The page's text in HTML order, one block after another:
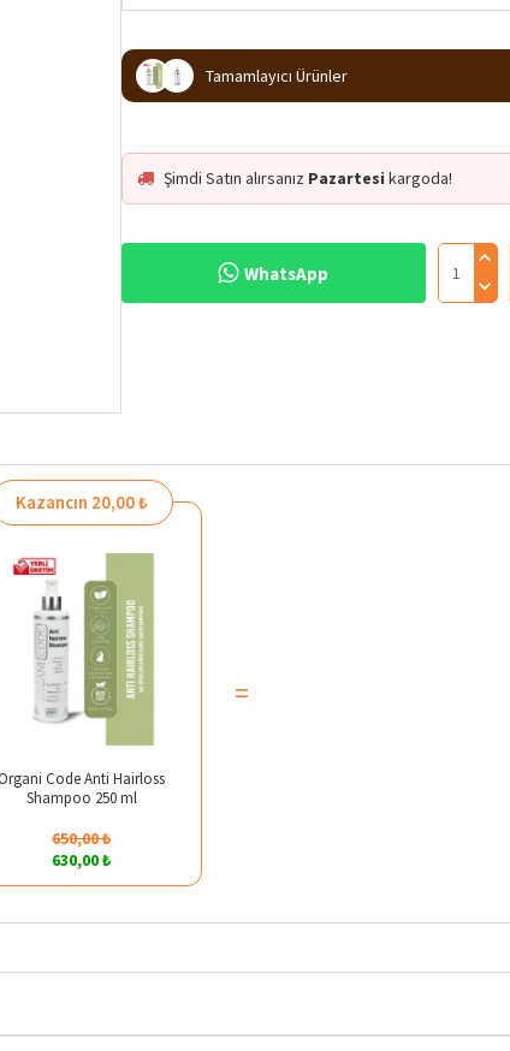
Tamamlayıcı Ürünler
Şimdi Satın alırsanız Pazartesi kargoda!
WhatsApp
Kazancın 20,00 ₺
Code Anti Hairloss
Shampoo 250 ml
650,00 ₺
630,00 ₺
=